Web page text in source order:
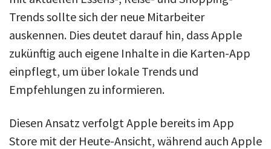
Trends sollte sich der neue Mitarbeiter
auskennen. Dies deutet darauf hin, dass Apple
zukünftig auch eigene Inhalte in die Karten-App
einpflegt, um über lokale Trends und
Empfehlungen zu informieren.
Diesen Ansatz verfolgt Apple bereits im App
Store mit der Heute-Ansicht, während auch Apple